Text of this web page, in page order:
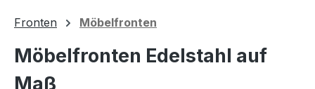
Fronten Möbelfronten
Möbelfronten Edelstahl auf
Maß